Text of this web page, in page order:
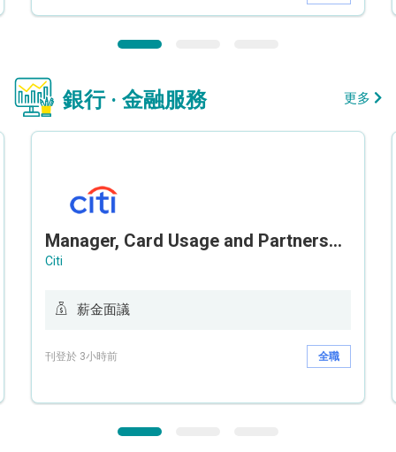
銀行 · 金融服務 更多
Manager, Card Usage and Partnership
Citi
薪金面議
刊登於 3小時前 全職